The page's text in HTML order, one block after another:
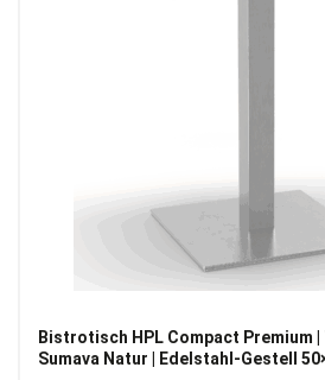
Bistrotisch HPL Compact Premium |
Sumava Natur | Edelstahl-Gestell